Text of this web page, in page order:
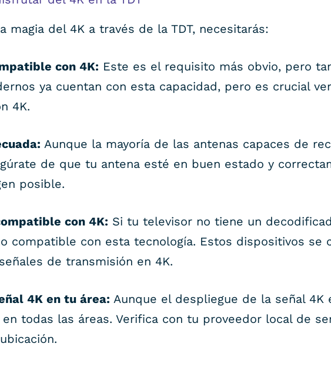
magia del 4K a través de la TDT, necesitarás:
con 4K: Este es el requisito más obvio, pero
ya cuentan con esta capacidad, pero es crucial
4K.
Aunque la mayoría de las antenas capaces de
de que tu antena esté en buen estado y
posible.
con 4K: Si tu televisor no tiene un
compatible con esta tecnología. Estos dispositivos
de transmisión en 4K.
4K en tu área: Aunque el despliegue de la señal 4K
todas las áreas. Verifica con tu proveedor local de